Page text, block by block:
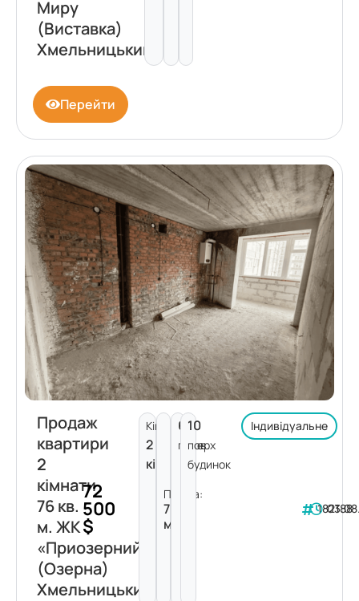
Миру
(Виставка)
Хмельницький
Перейти
Продаж
квартири
2
кімнати
76 кв.
м. ЖК
«Приозерний»
(Озерна)
Хмельницький
72
500
$
Кімнат:
2
кімнати
Площа:
76
м²
6
поверх
10
пов.
будинок
Індивідуальне
182188